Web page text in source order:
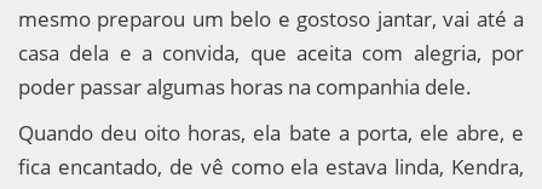
mesmo preparou um belo e gostoso jantar, vai até a
casa dela e a convida, que aceita com alegria, por
poder passar algumas horas na companhia dele.
Quando deu oito horas, ela bate a porta, ele abre, e
fica encantado, de vê como ela estava linda, Kendra,